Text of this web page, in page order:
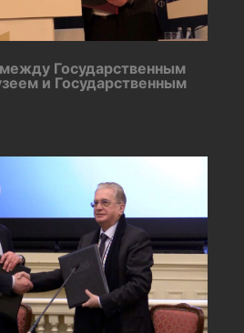
Государственным
и Государственным